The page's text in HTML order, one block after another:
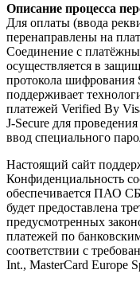
Описание процесса
Для оплаты (ввода
перенаправлены на
Соединение с
осуществляется в
протокола шифрования
поддерживает
платежей Verified By
J-Secure для
ввод специального
Настоящий сайт
Конфиденциальность
обеспечивается ПАО
будет предоставлена
предусмотренных
платежей по
соответствии с
Int., MasterCard Europe